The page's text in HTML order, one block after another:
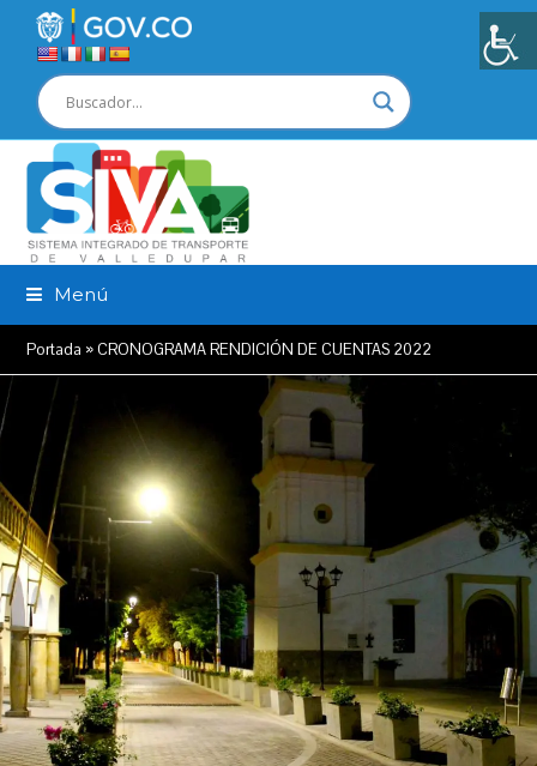
Menú
Portada »CRONOGRAMA RENDICIÓN DE CUENTAS 2022